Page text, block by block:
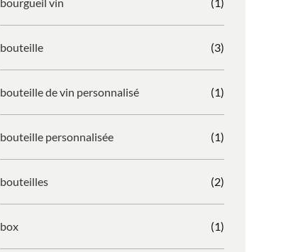
bouteille (3)
bouteille de vin personnalisé (1)
bouteille personnalisée (1)
bouteilles (2)
box (1)